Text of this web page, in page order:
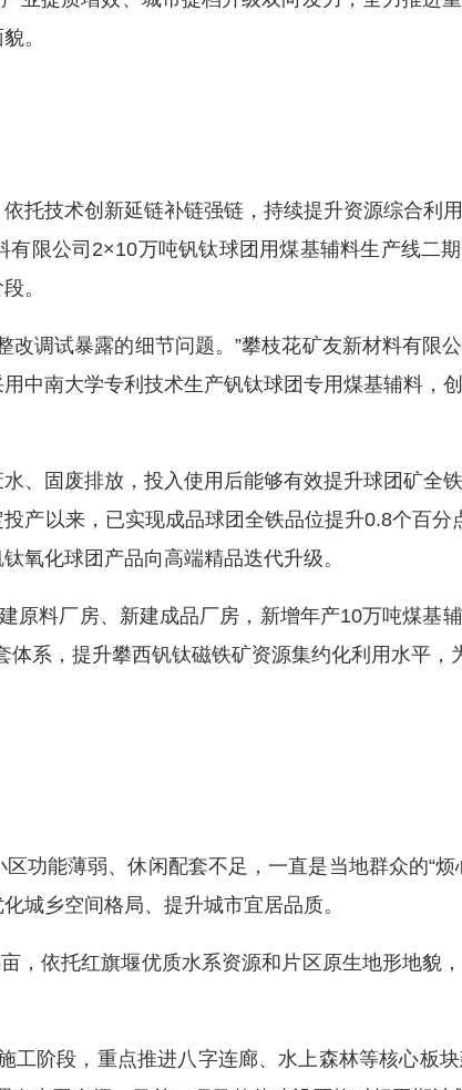
。
技术创新延链补链强链，持续提升资源综合利
限公司2×10万吨钒钛球团用煤基辅料生产线二
。
调试暴露的细节问题。”攀枝花矿友新材料有限
中南大学专利技术生产钒钛球团专用煤基辅料，
固废排放，投入使用后能够有效提升球团矿全
产以来，已实现成品球团全铁品位提升0.8个百分
氧化球团产品向高端精品迭代升级。
料厂房、新建成品厂房，新增年产10万吨煤基
系，提升攀西钒钛磁铁矿资源集约化利用水平，
能薄弱、休闲配套不足，一直是当地群众的“烦
城乡空间格局、提升城市宜居品质。
依托红旗堰优质水系资源和片区原生地形地貌
阶段，重点推进八字连廊、水上森林等核心板块